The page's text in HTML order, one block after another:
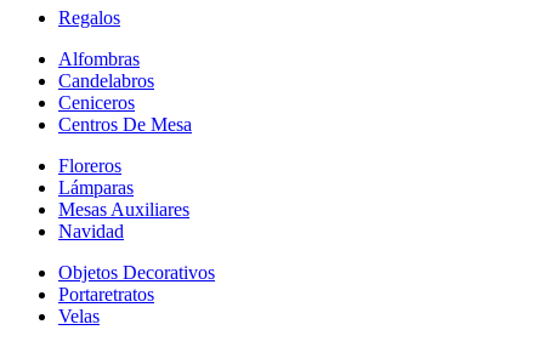
Regalos
Alfombras
Candelabros
Ceniceros
Centros De Mesa
Floreros
Lámparas
Mesas Auxiliares
Navidad
Objetos Decorativos
Portaretratos
Velas